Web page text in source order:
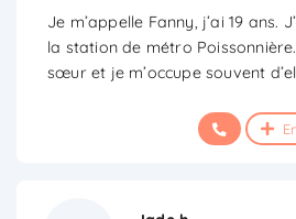
Je m’appelle Fanny, j’ai 19 ans.
la station de métro
sœur et je m’occupe souvent